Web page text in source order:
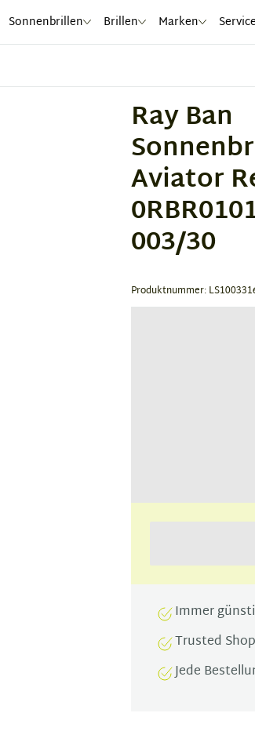
Sonnenbrillen Brillen Marken
Ray Ban
Aviator
003/30
Produktnummer:
Immer
Trusted
Jede